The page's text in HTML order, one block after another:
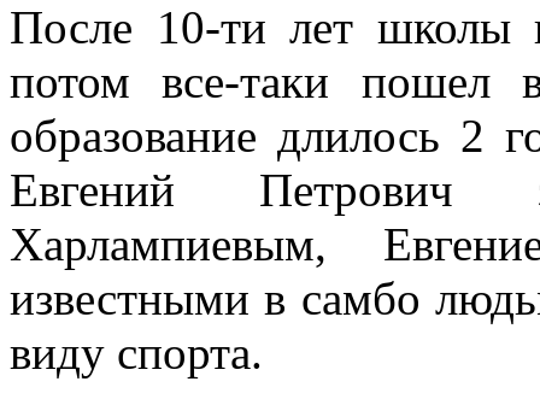
После 10-ти лет школы
потом все-таки пошел
образование длилось 2
Евгений Петрович
Харлампиевым,
известными в самбо
виду спорта.